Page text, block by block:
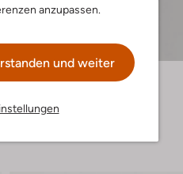
anzupassen.
und weiter
€ 179,99